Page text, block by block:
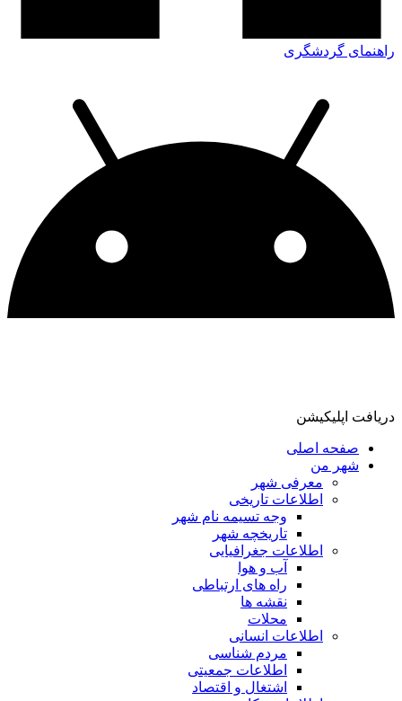
راهنمای گردشگری
دریافت اپلیکیشن
صفحه اصلی
شهر من
معرفی شهر
اطلاعات تاریخی
وجه تسیمه نام شهر
تاریخچه شهر
اطلاعات جغرافیایی
آب و هوا
راه های ارتباطی
نقشه ها
محلات
اطلاعات انسانی
مردم شناسی
اطلاعات جمعیتی
اشتغال و اقتصاد